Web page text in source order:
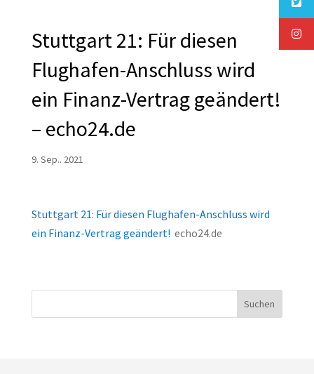
Stuttgart 21: Für diesen
Flughafen-Anschluss wird
ein Finanz-Vertrag geändert!
– echo24.de
9. Sep.. 2021
Stuttgart 21: Für diesen Flughafen-Anschluss wird
ein Finanz-Vertrag geändert! echo24.de
Suchen